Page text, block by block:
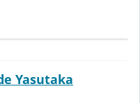
Yasutaka